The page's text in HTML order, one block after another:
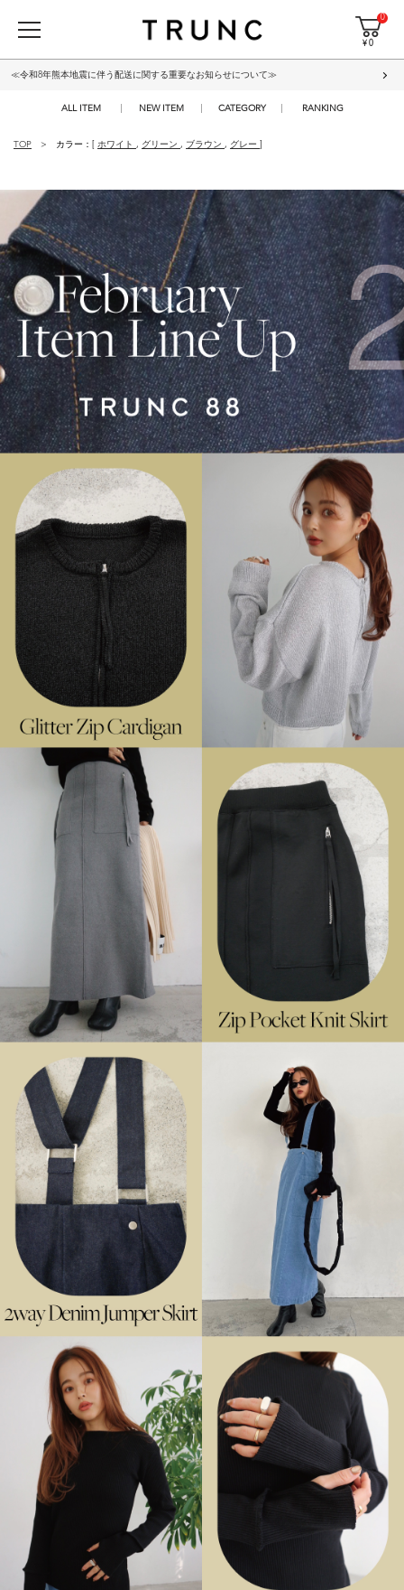
0
¥ 0
≪令和8年熊本地震に伴う配送に関する重要なお知らせについて≫
ALL ITEM NEW ITEM CATEGORY RANKING
TOP カラー：[ ホワイト , グリーン , ブラウン , グレー